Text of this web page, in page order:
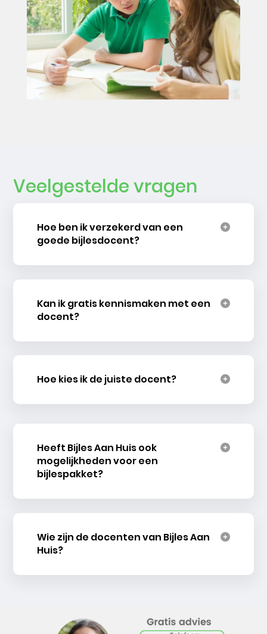
Veelgestelde vragen
Hoe ben ik verzekerd van een
goede bijlesdocent?
Kan ik gratis kennismaken met een
docent?
Hoe kies ik de juiste docent?
Heeft Bijles Aan Huis ook
mogelijkheden voor een
bijlespakket?
Wie zijn de docenten van Bijles Aan
Huis?